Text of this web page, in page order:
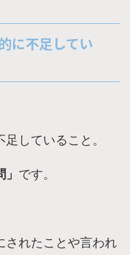
に不足してい
していること。
です。
されたことや言われ